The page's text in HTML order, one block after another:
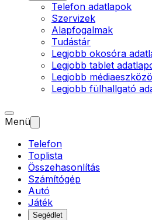
Telefon adatlapok
Szervizek
Alapfogalmak
Tudástár
Legjobb okosóra
Legjobb tablet
Legjobb
Legjobb fülhallgató
Menü
Telefon
Toplista
Összehasonlítás
Számítógép
Autó
Játék
Segédlet